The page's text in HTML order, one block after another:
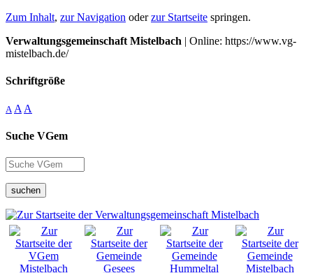
Zum Inhalt, zur Navigation oderzur Startseite springen.
Verwaltungsgemeinschaft Mistelbach | Online: https://www.vg-
mistelbach.de/
Schriftgröße
A A A
Suche VGem
suchen